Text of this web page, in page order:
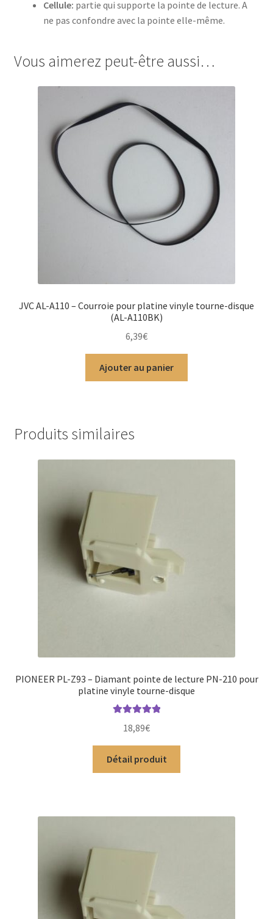
Cellule: partie qui supporte la pointe de lecture. A
ne pas confondre avec la pointe elle-même.
Vous aimerez peut-être aussi…
JVC AL-A110 – Courroie pour platine vinyle tourne-disque
(AL-A110BK)
6,39€
Ajouter au panier
Produits similaires
PIONEER PL-Z93 – Diamant pointe de lecture PN-210 pour
platine vinyle tourne-disque
5
18,89€
Détail produit